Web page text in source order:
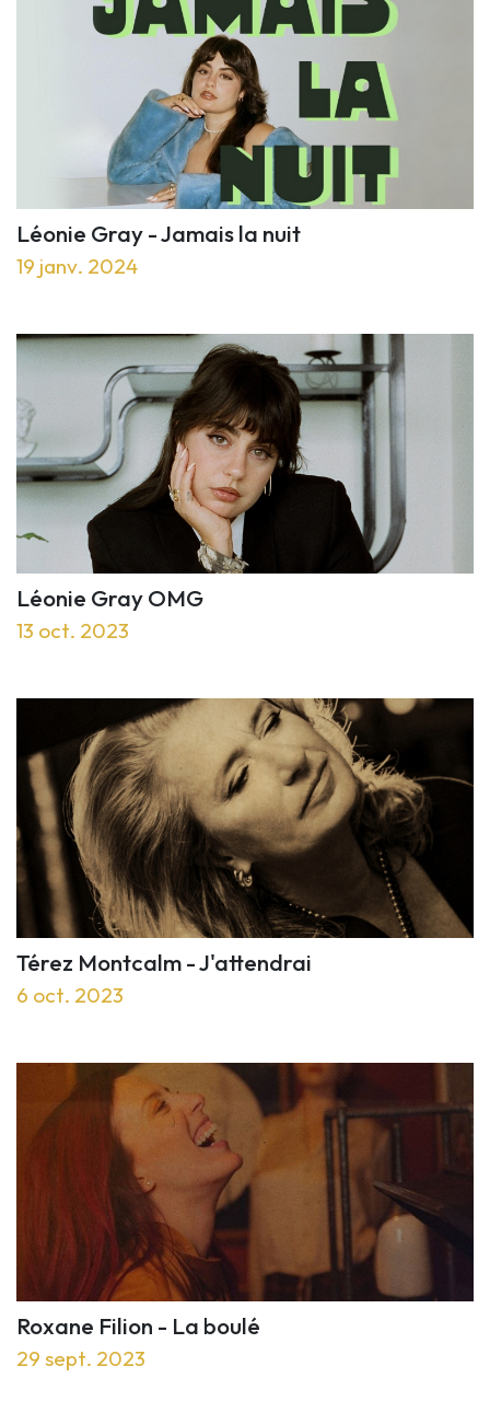
Léonie Gray - Jamais la nuit
19 janv. 2024
Léonie Gray OMG
13 oct. 2023
Térez Montcalm - J'attendrai
6 oct. 2023
Roxane Filion - La boulé
29 sept. 2023